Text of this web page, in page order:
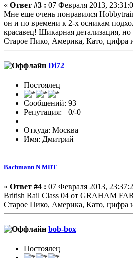
« Ответ #3 : 07 Февраля 2013,
Мне еще очень понравился
он и по времени к 2-х осникам
красавец! Шикарная детализация,
Старое Пико, Америка, Като, цифра
Di72
Постоялец
Сообщений: 93
Репутация: +0/-0
Откуда: Москва
Имя: Дмитрий
Bachmann N MDT
« Ответ #4 : 07 Февраля 2013,
British Rail Class 04 от GRAHAM
Старое Пико, Америка, Като, цифра
bob-box
Постоялец